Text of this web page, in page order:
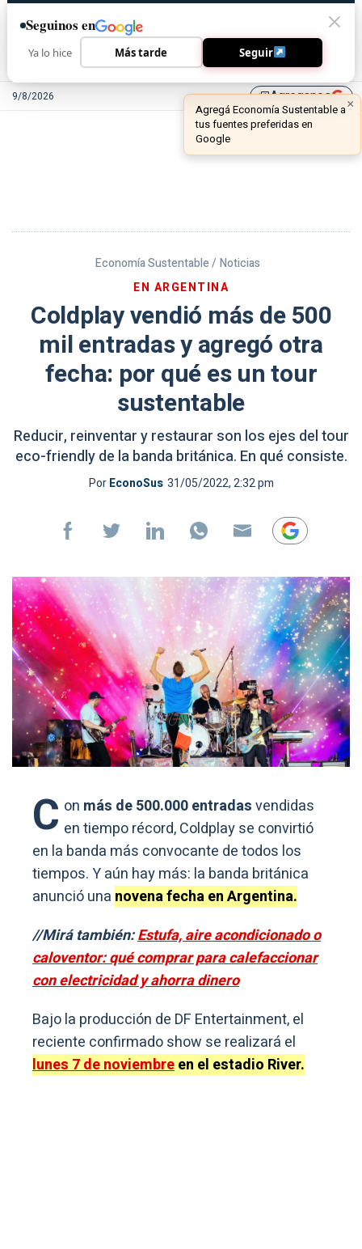
9/8/2026 library_addAgreganos
Economía Sustentable / Noticias
EN ARGENTINA
Coldplay vendió más de 500
mil entradas y agregó otra
fecha: por qué es un tour
sustentable
Reducir, reinventar y restaurar son los ejes del tour
eco-friendly de la banda británica. En qué consiste.
PorEconoSus 31/05/2022, 2:32 pm
C on más de 500.000 entradasvendidas
en tiempo récord, Coldplay se convirtió
en la banda más convocante de todos los
tiempos. Y aún hay más: la banda británica
anunció una novena fecha en Argentina.
//Mirá también:Estufa, aire acondicionado o
caloventor: qué comprar para calefaccionar
con electricidad y ahorra dinero
Bajo la producción de DF Entertainment, el
reciente confirmado show se realizará el
lunes 7 de noviembreen el estadio River.
Seguinos en
Ya lo hice Más tarde Seguir